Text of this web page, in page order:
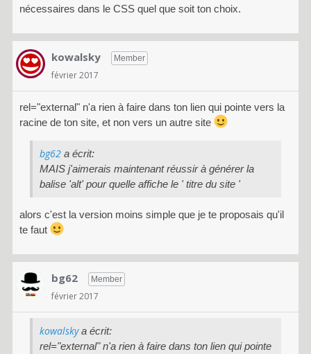
nécessaires dans le CSS quel que soit ton choix.
kowalsky Member
février 2017
rel="external" n'a rien à faire dans ton lien qui pointe vers la
racine de ton site, et non vers un autre site
bg62 a écrit:
MAIS j'aimerais maintenant réussir à générer la
balise 'alt' pour quelle affiche le ' titre du site '
alors c'est la version moins simple que je te proposais qu'il
te faut
bg62 Member
février 2017
kowalskya écrit:
rel="external" n'a rien à faire dans ton lien qui pointe